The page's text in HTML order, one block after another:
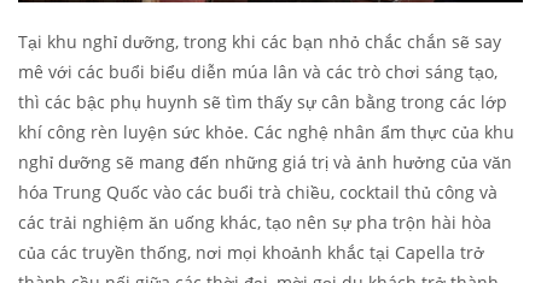
Tại khu nghỉ dưỡng, trong khi các bạn nhỏ chắc chắn sẽ say
mê với các buổi biểu diễn múa lân và các trò chơi sáng tạo,
thì các bậc phụ huynh sẽ tìm thấy sự cân bằng trong các lớp
khí công rèn luyện sức khỏe. Các nghệ nhân ẩm thực của khu
nghỉ dưỡng sẽ mang đến những giá trị và ảnh hưởng của văn
hóa Trung Quốc vào các buổi trà chiều, cocktail thủ công và
các trải nghiệm ăn uống khác, tạo nên sự pha trộn hài hòa
của các truyền thống, nơi mọi khoảnh khắc tại Capella trở